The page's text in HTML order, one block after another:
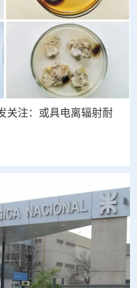
关注：或具电离辐射耐